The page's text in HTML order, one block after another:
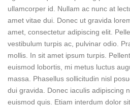
ullamcorper id. Nullam ac nunc at
amet vitae dui. Donec ut gravida
amet, consectetur adipiscing elit.
vestibulum turpis ac, pulvinar odio.
mollis. In sit amet ipsum turpis.
euismod lobortis, mi metus luctus
massa. Phasellus sollicitudin nisl
dui gravida. Donec iaculis adipiscing
euismod quis. Etiam interdum dolor